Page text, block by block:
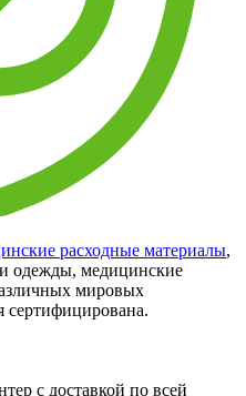
расходные материалы,
одежды, медицинские
мировых
сертифицирована.
с доставкой по всей